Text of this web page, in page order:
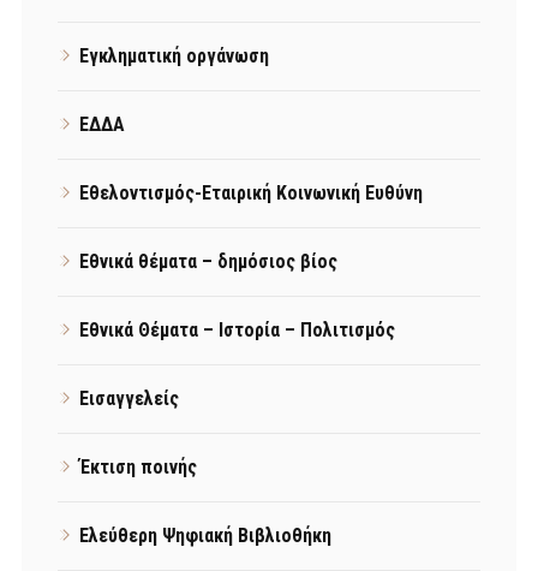
Εγκληματική οργάνωση
ΕΔΔΑ
Εθελοντισμός-Εταιρική Κοινωνική Ευθύνη
Εθνικά θέματα – δημόσιος βίος
Εθνικά Θέματα – Ιστορία – Πολιτισμός
Εισαγγελείς
Έκτιση ποινής
Ελεύθερη Ψηφιακή Βιβλιοθήκη